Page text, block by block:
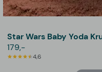
Star Wars Baby Yoda
179,-
4,6